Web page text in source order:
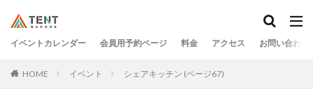
イベントカレンダー 会員用予約ページ 料金 アクセス お問い合わせ
HOME イベント シェアキッチン (ページ67)